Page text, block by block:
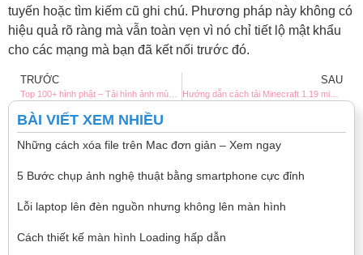
tuyến hoặc tìm kiếm cũ ghi chú. Phương pháp này không có
hiệu quả rõ ràng mà vẫn toàn vẹn vì nó chỉ tiết lộ mật khẩu
cho các mạng mà bạn đã kết nối trước đó.
TRƯỚC SAU
Hướng dẫn cách tải Minecraft 1.19 miễn phí – Phá đảo game hay
BÀI VIẾT XEM NHIỀU
Những cách xóa file trên Mac đơn giản – Xem ngay
5 Bước chụp ảnh nghệ thuật bằng smartphone cực đỉnh
Lỗi laptop lên đèn nguồn nhưng không lên màn hình
Cách thiết kế màn hình Loading hấp dẫn